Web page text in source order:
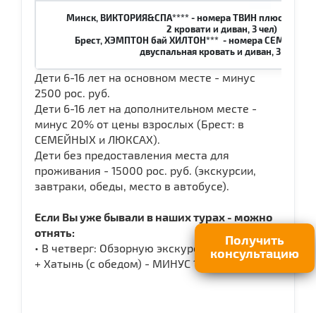
Получить
консультацию
Минск, ВИКТОРИЯ&СПА**** - номера ТВИН плюс (1
2 кровати и диван, 3 чел)
Брест, ХЭМПТОН бай ХИЛТОН*** - номера СЕМЕЙНЫЕ
двуспальная кровать и диван, 3 чел.)
Дети 6-16 лет на основном месте - минус
2500 рос. руб.
Дети 6-16 лет на дополнительном месте -
минус 20% от цены взрослых (Брест: в
СЕМЕЙНЫХ и ЛЮКСАХ).
Дети без предоставления места для
проживания - 15000 рос. руб. (экскурсии,
завтраки, обеды, место в автобусе).
Если Вы уже бывали в наших турах - можно
отнять:
• В четверг: Обзорную экскурсию по Минску
+ Хатынь (с обедом) - МИНУС 1 000 рос.руб.